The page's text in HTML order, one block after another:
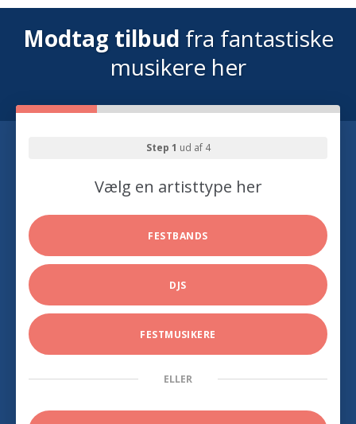
Modtag tilbud fra fantastiske
musikere her
Step 1 ud af 4
Vælg en artisttype her
FESTBANDS
DJS
FESTMUSIKERE
ELLER